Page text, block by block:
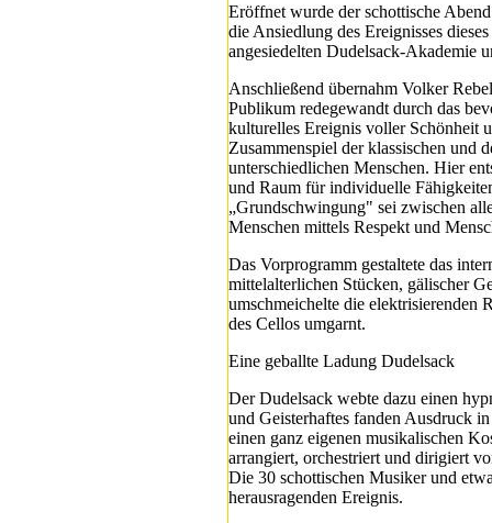
Eröffnet wurde der schottische
die Ansiedlung des Ereignisses
angesiedelten Dudelsack-Akademie
Anschließend übernahm Volker
Publikum redegewandt durch das
kulturelles Ereignis voller Schönheit
Zusammenspiel der klassischen und
unterschiedlichen Menschen. Hier
und Raum für individuelle
„Grundschwingung" sei zwischen
Menschen mittels Respekt und
Das Vorprogramm gestaltete das
mittelalterlichen Stücken, gälischer
umschmeichelte die elektrisierenden
des Cellos umgarnt.
Eine geballte Ladung Dudelsack
Der Dudelsack webte dazu einen
und Geisterhaftes fanden Ausdruck
einen ganz eigenen musikalischen
arrangiert, orchestriert und dirigiert
Die 30 schottischen Musiker und
herausragenden Ereignis.